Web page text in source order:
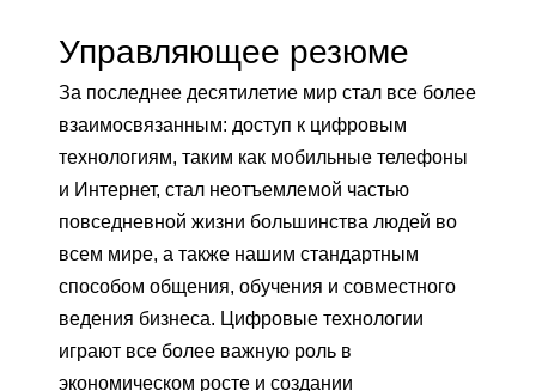
Управляющее резюме
За последнее десятилетие мир стал все более
взаимосвязанным: доступ к цифровым
технологиям, таким как мобильные телефоны
и Интернет, стал неотъемлемой частью
повседневной жизни большинства людей во
всем мире, а также нашим стандартным
способом общения, обучения и совместного
ведения бизнеса. Цифровые технологии
играют все более важную роль в
экономическом росте и создании